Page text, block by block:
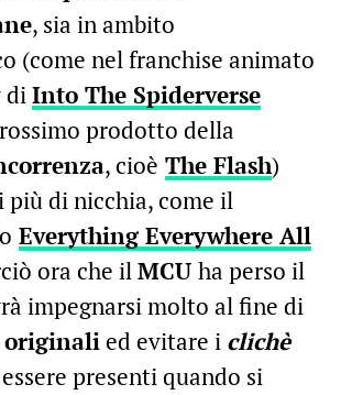
, sia in ambito
(come nel franchise animato
diInto The Spiderverse
prodotto della
, cioè The Flash)
più di nicchia, come il
Everything Everywhere All
ora che ilMCU ha perso il
impegnarsi molto al fine di
originalied evitare i clichè
presenti quando si